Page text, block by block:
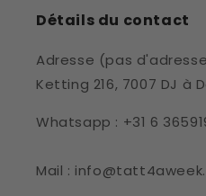
Détails du contact
Adresse (pas
Ketting 216, 7007 DJ à
Whatsapp : +31 6
Mail :